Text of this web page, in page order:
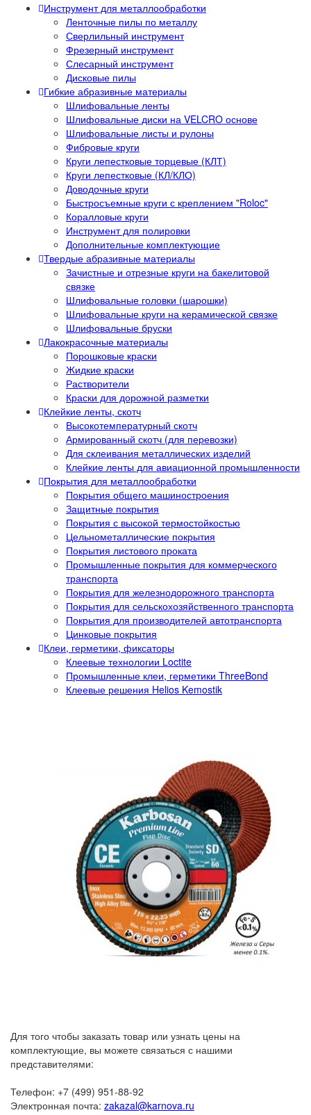
Инструмент для металлообработки
Ленточные пилы по металлу
Сверлильный инструмент
Фрезерный инструмент
Слесарный инструмент
Дисковые пилы
Гибкие абразивные материалы
Шлифовальные ленты
Шлифовальные диски на VELCRO основе
Шлифовальные листы и рулоны
Фибровые круги
Круги лепестковые торцевые (КЛТ)
Круги лепестковые (КЛ/КЛО)
Доводочные круги
Быстросъемные круги с креплением "Roloc"
Коралловые круги
Инструмент для полировки
Дополнительные комплектующие
Твердые абразивные материалы
Зачистные и отрезные круги на бакелитовой
связке
Шлифовальные головки (шарошки)
Шлифовальные круги на керамической связке
Шлифовальные бруски
Лакокрасочные материалы
Порошковые краски
Жидкие краски
Растворители
Краски для дорожной разметки
Клейкие ленты, скотч
Высокотемпературный скотч
Армированный скотч (для перевозки)
Для склеивания металлических изделий
Клейкие ленты для авиационной промышленности
Покрытия для металлообработки
Покрытия общего машиностроения
Защитные покрытия
Покрытия с высокой термостойкостью
Цельнометаллические покрытия
Покрытия листового проката
Промышленные покрытия для коммерческого
транспорта
Покрытия для железнодорожного транспорта
Покрытия для сельскохозяйственного транспорта
Покрытия для производителей автотранспорта
Цинковые покрытия
Клеи, герметики, фиксаторы
Клеевые технологии Loctite
Промышленные клеи, герметики ThreeBond
Клеевые решения Helios Kemostik
Для того чтобы заказать товар или узнать цены на
комплектующие, вы можете связаться с нашими
представителями:
Телефон: +7 (499) 951-88-92
Электронная почта: zakazal@karnova.ru